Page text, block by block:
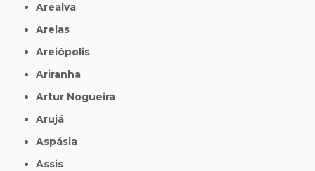
Arealva
Areias
Areiópolis
Ariranha
Artur Nogueira
Arujá
Aspásia
Assis